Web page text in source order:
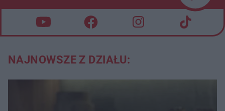
NAJNOWSZE Z DZIAŁU: